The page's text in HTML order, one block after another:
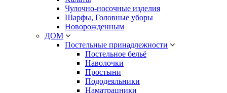
Чулочно-носочные изделия
Шарфы, Головные уборы
Новорожденным
ДОМ
Постельные принадлежности
Постельное бельё
Наволочки
Простыни
Пододеяльники
Наматрацники